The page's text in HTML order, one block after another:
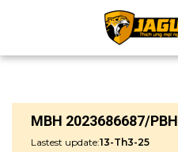
MBH 2023686687/PBH
Lastest update:13-Th3-25